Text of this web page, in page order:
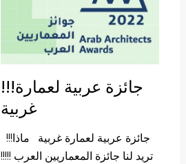
!!!جائزة عربية لعمارة
غربية
!!!جائزة عربية لعمارة غربية ماذا
تريد لنا جائزة المعماريين العرب !!!!!